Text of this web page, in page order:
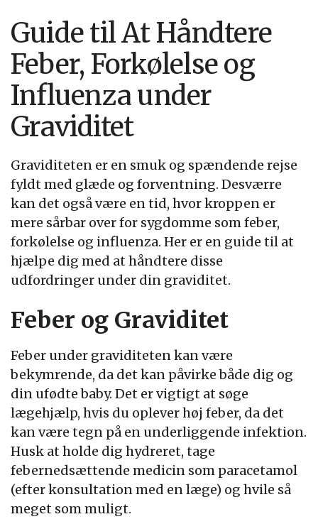
Guide til At Håndtere
Feber, Forkølelse og
Influenza under
Graviditet
Graviditeten er en smuk og spændende rejse
fyldt med glæde og forventning. Desværre
kan det også være en tid, hvor kroppen er
mere sårbar over for sygdomme som feber,
forkølelse og influenza. Her er en guide til at
hjælpe dig med at håndtere disse
udfordringer under din graviditet.
Feber og Graviditet
Feber under graviditeten kan være
bekymrende, da det kan påvirke både dig og
din ufødte baby. Det er vigtigt at søge
lægehjælp, hvis du oplever høj feber, da det
kan være tegn på en underliggende infektion.
Husk at holde dig hydreret, tage
febernedsættende medicin som paracetamol
(efter konsultation med en læge) og hvile så
meget som muligt.